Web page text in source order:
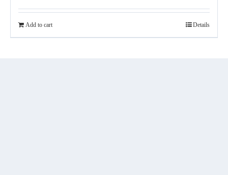
Add to cart Details